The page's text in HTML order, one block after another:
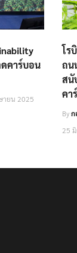
ดคาร์บอน
ายน 2025
โร
ถน
สนั
คา
Byก
25